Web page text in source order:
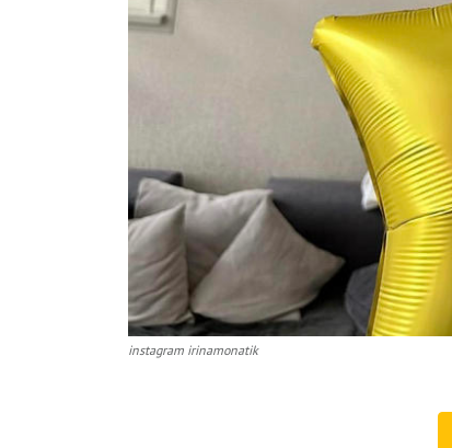
instagram irinamonatik